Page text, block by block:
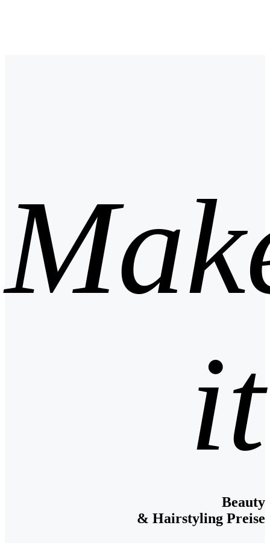
it
Beauty
& Hairstyling Preise